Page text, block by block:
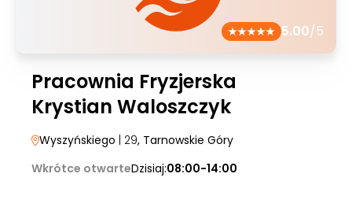
5.00/5
Pracownia Fryzjerska
Krystian Waloszczyk
Wyszyńskiego | 29, Tarnowskie Góry
Wkrótce otwarteDzisiaj:08:00-14:00